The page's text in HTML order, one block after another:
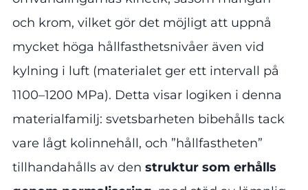
och krom, vilket gör det möjligt att uppnå
mycket höga hållfasthetsnivåer även vid
kylning i luft (materialet ger ett intervall på
1100–1200 MPa). Detta visar logiken i denna
materialfamilj: svetsbarheten bibehålls tack
vare lågt kolinnehåll, och ”hållfastheten”
tillhandahålls av den struktur som erhålls